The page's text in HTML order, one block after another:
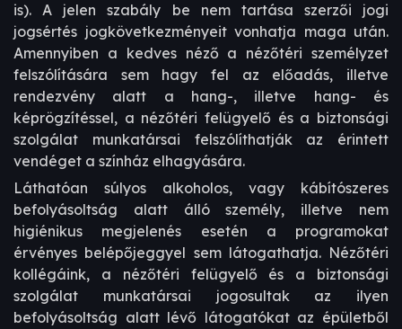
is). A jelen szabály be nem tartása szerzői jogi
jogsértés jogkövetkezményeit vonhatja maga után.
Amennyiben a kedves néző a nézőtéri személyzet
felszólítására sem hagy fel az előadás, illetve
rendezvény alatt a hang-, illetve hang- és
képrögzítéssel, a nézőtéri felügyelő és a biztonsági
szolgálat munkatársai felszólíthatják az érintett
vendéget a színház elhagyására.
Láthatóan súlyos alkoholos, vagy kábítószeres
befolyásoltság alatt álló személy, illetve nem
higiénikus megjelenés esetén a programokat
érvényes belépőjeggyel sem látogathatja. Nézőtéri
kollégáink, a nézőtéri felügyelő és a biztonsági
szolgálat munkatársai jogosultak az ilyen
befolyásoltság alatt lévő látogatókat az épületből